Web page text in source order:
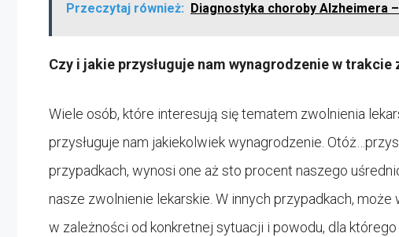
Przeczytaj również: Diagnostyka choroby Alzheimera
Czy i jakie przysługuje nam wynagrodzenie w
Wiele osób, które interesują się tematem zwolnienia
przysługuje nam jakiekolwiek wynagrodzenie.
przypadkach, wynosi one aż sto procent naszego
nasze zwolnienie lekarskie. W innych przypadkach,
w zależności od konkretnej sytuacji i powodu, dla